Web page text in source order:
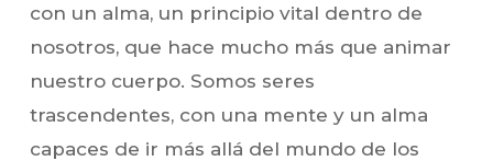
con un alma, un principio vital dentro de
nosotros, que hace mucho más que animar
nuestro cuerpo. Somos seres
trascendentes, con una mente y un alma
capaces de ir más allá del mundo de los